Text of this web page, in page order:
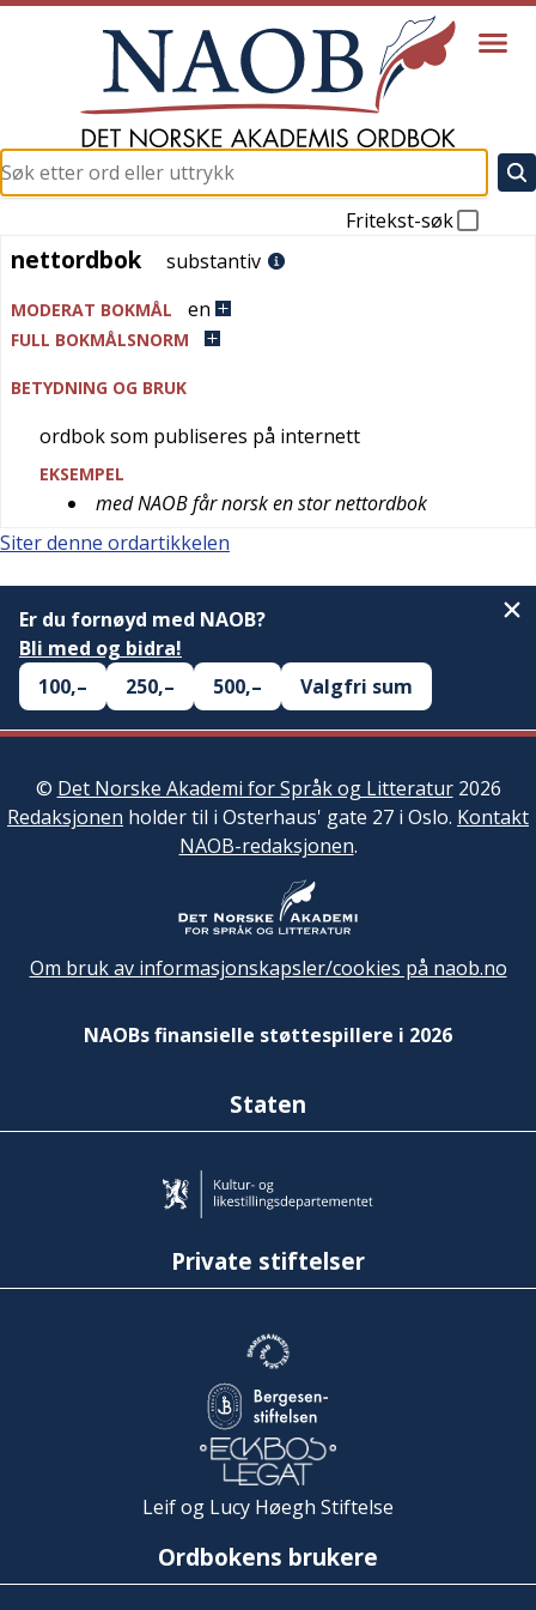
Fritekst-søk
nettordbok
nettordbok substantiv
MODERAT BOKMÅL en
FULL BOKMÅLSNORM
BETYDNING OG BRUK
ordbok som publiseres på internett
EKSEMPEL
med NAOB får norsk en stor nettordbok
Siter denne ordartikkelen
Er du fornøyd med NAOB?
Bli med og bidra!
100,–
250,– 500,– Valgfri sum
© Det Norske Akademi for Språk og Litteratur2026
Redaksjonen holder til i Osterhaus' gate 27 i Oslo. Kontakt
NAOB-redaksjonen.
Om bruk av informasjonskapsler/cookies på naob.no
NAOBs finansielle støttespillere i 2026
Staten
Private stiftelser
Leif og Lucy Høegh Stiftelse
Ordbokens brukere